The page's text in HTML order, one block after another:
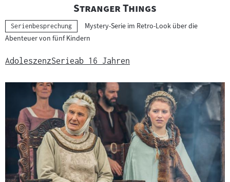
"
Stranger Things
Kategorie:
Serienbesprechung
Mystery-Serie im Retro-Look über die
Abenteuer von fünf Kindern
AdoleszenzSerieab 16 Jahren